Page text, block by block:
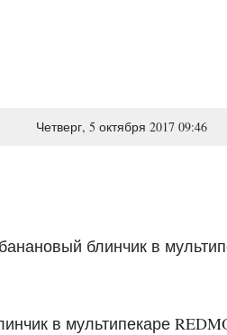
Четверг, 5 октября 2017 09:46
в мультипекаре